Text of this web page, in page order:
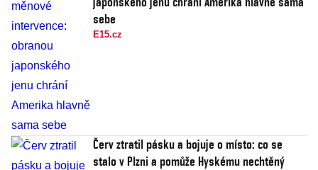
sebe
E15.cz
Červ ztratil pásku a bojuje o místo: co se
stalo v Plzni a pomůže Hyskému nechtěný